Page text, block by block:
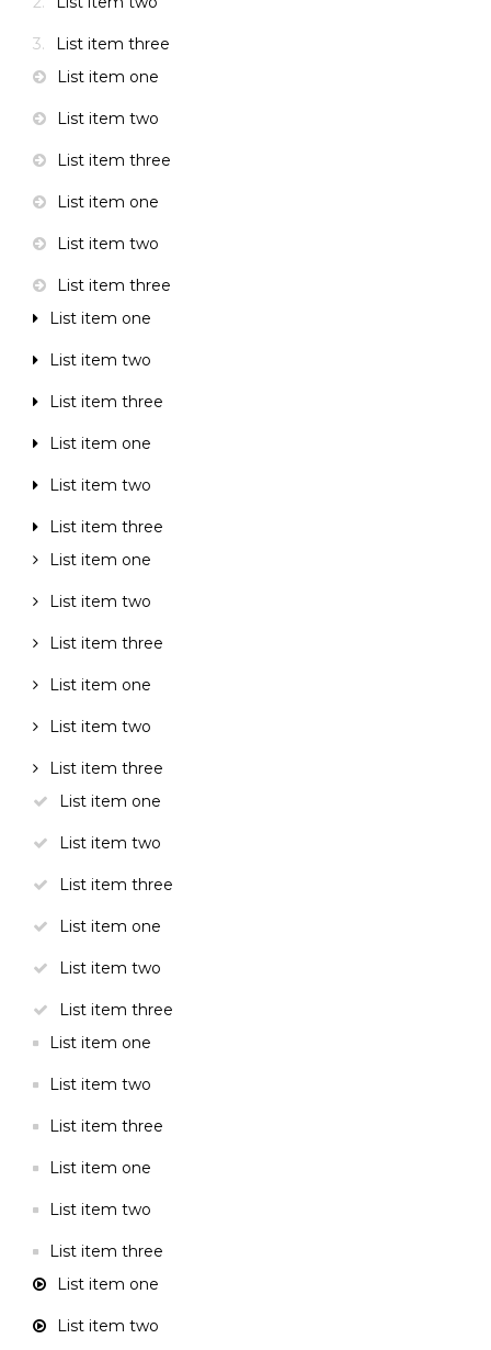
List item three
List item one
List item two
List item three
List item one
List item two
List item three
List item one
List item two
List item three
List item one
List item two
List item three
List item one
List item two
List item three
List item one
List item two
List item three
List item one
List item two
List item three
List item one
List item two
List item three
List item one
List item two
List item three
List item one
List item two
List item three
List item one
List item two